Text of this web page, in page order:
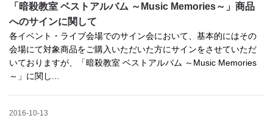
「暗殺教室 ベストアルバム ～Music Memories～」商品
へのサインに関して
各イベント・ライブ会場でのサイン会において、基本的にはその
会場にて対象商品をご購入いただいた方にサインをさせていただ
いておりますが、「暗殺教室 ベストアルバム ～Music Memories
～」に関し...
2016-10-13